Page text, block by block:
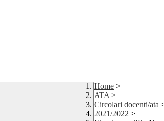
Home >
ATA >
Circolari docenti/ata
2021/2022 >